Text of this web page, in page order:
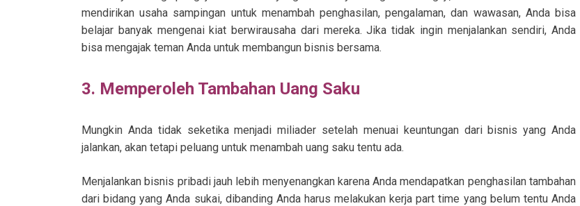
mendirikan usaha sampingan untuk menambah penghasilan, pengalaman, dan wawasan, Anda bisa
belajar banyak mengenai kiat berwirausaha dari mereka. Jika tidak ingin menjalankan sendiri, Anda
bisa mengajak teman Anda untuk membangun bisnis bersama.
3. Memperoleh Tambahan Uang Saku
Mungkin Anda tidak seketika menjadi miliader setelah menuai keuntungan dari bisnis yang Anda
jalankan, akan tetapi peluang untuk menambah uang saku tentu ada.
Menjalankan bisnis pribadi jauh lebih menyenangkan karena Anda mendapatkan penghasilan tambahan
dari bidang yang Anda sukai, dibanding Anda harus melakukan kerja part time yang belum tentu Anda